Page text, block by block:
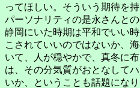
ってほしい。そういう期待を
パーソナリティの是永さんと
静岡にいた時期は平和でいい
こされていいのではないか、
いて、人が穏やかで、真冬に
は、その分気質がおとなして
いか、ということも話題になり